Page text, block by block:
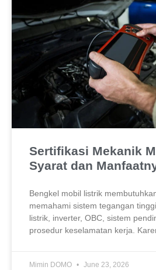
Sertifikasi Mekanik
Syarat dan
Bengkel mobil listrik
memahami sistem tegangan
listrik, inverter, OBC, sistem
prosedur keselamatan kerja.
Mimin DOMO June 23, 2026